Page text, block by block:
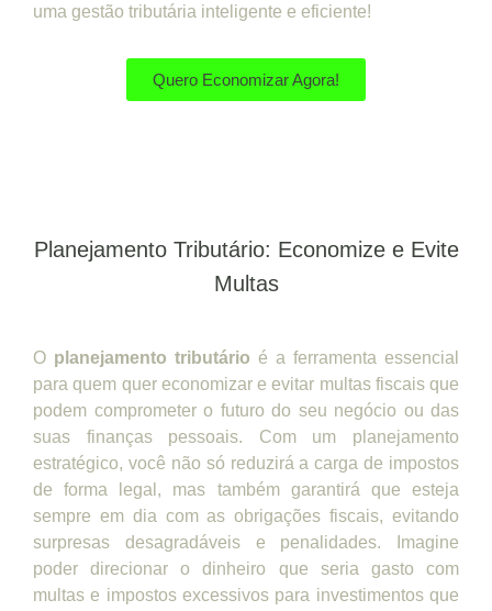
uma gestão tributária inteligente e eficiente!
Quero Economizar Agora!
Planejamento Tributário: Economize e Evite
Multas
O planejamento tributário é a ferramenta essencial
para quem quer economizar e evitar multas fiscais que
podem comprometer o futuro do seu negócio ou das
suas finanças pessoais. Com um planejamento
estratégico, você não só reduzirá a carga de impostos
de forma legal, mas também garantirá que esteja
sempre em dia com as obrigações fiscais, evitando
surpresas desagradáveis e penalidades. Imagine
poder direcionar o dinheiro que seria gasto com
multas e impostos excessivos para investimentos que